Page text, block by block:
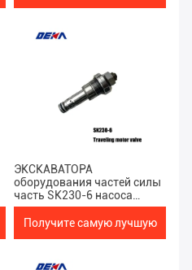
ЭКСКАВАТОРА
оборудования частей силы
часть SK230-6 насоса
поршеня тяжелого
гидравлическая запасная
окончательный
Получите самую лучшую